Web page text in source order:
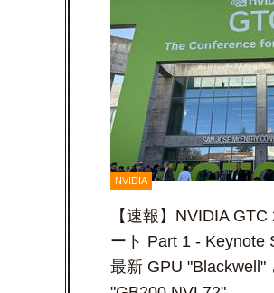
NVIDIA
【速報】NVIDIA
ート Part 1 - Keynote
最新 GPU "Blackwell"